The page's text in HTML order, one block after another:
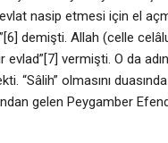
nasip etmesi için el
demişti. Allah (celle
vermişti. O da
“Sâlih” olmasını
gelen Peygamber